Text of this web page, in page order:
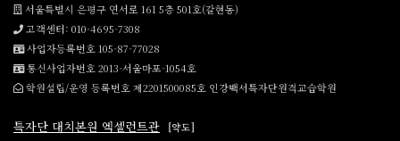
서울특별시 은평구 연서로 161 5층 501호(갈현동)
고객센터: 010-4695-7308
사업자등록번호 105-87-77028
통신사업자번호 2013-서울마포-1054호
학원설립/운영 등록번호 제2201500085호 인강백서특자단원격교습학원
특자단 대치본원 엑셀런트관 [약도]